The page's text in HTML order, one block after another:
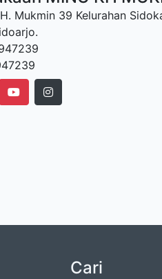
Mukmin 39 Kelurahan
Cari